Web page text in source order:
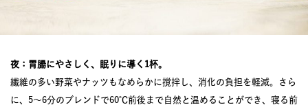
夜：胃腸にやさしく、眠りに導く1杯。
繊維の多い野菜やナッツもなめらかに撹拌し、消化の負担を軽減。さら
に、5〜6分のブレンドで60℃前後まで自然と温めることができ、寝る前